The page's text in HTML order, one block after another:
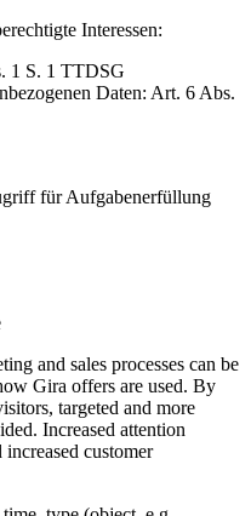
Interessen:
1 S. 1 TTDSG
Daten: Art. 6 Abs.
für Aufgabenerfüllung
and sales processes can be
Gira offers are used. By
targeted and more
Increased attention
customer